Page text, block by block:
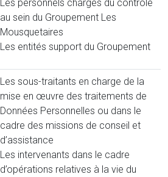
Les personnels chargés du contrôle
au sein du Groupement Les
Mousquetaires
Les entités support du Groupement
Les sous-traitants en charge de la
mise en œuvre des traitements de
Données Personnelles ou dans le
cadre des missions de conseil et
d’assistance
Les intervenants dans le cadre
d’opérations relatives à la vie du